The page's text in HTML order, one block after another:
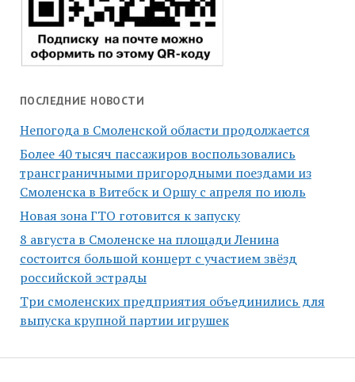
ПОСЛЕДНИЕ НОВОСТИ
Непогода в Смоленской области продолжается
Более 40 тысяч пассажиров воспользовались
трансграничными пригородными поездами из
Смоленска в Витебск и Оршу с апреля по июль
Новая зона ГТО готовится к запуску
8 августа в Смоленске на площади Ленина
состоится большой концерт с участием звёзд
российской эстрады
Три смоленских предприятия объединились для
выпуска крупной партии игрушек